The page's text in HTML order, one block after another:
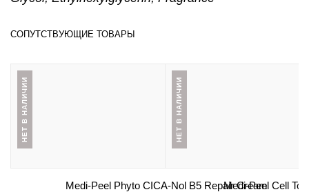
СОПУТСТВУЮЩИЕ ТОВАРЫ
НЕТ В НАЛИЧИИ
Medi-Peel Phyto CICA-Nol B5 Repair Cream
НЕТ В НАЛИЧИИ
Medi-Peel Cell